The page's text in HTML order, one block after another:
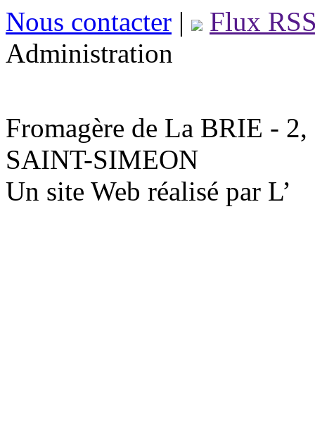
Nous contacter |
Flux
Administration
Fromagère de La BRIE -
SAINT-SIMEON
Un site Web réalisé par L’